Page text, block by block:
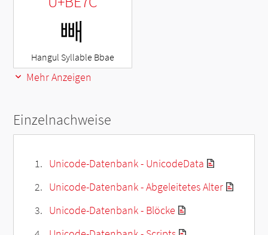
빼
Hangul Syllable Bbae
Mehr Anzeigen
Einzelnachweise
Unicode-Datenbank - UnicodeData
Unicode-Datenbank - Abgeleitetes Alter
Unicode-Datenbank - Blöcke